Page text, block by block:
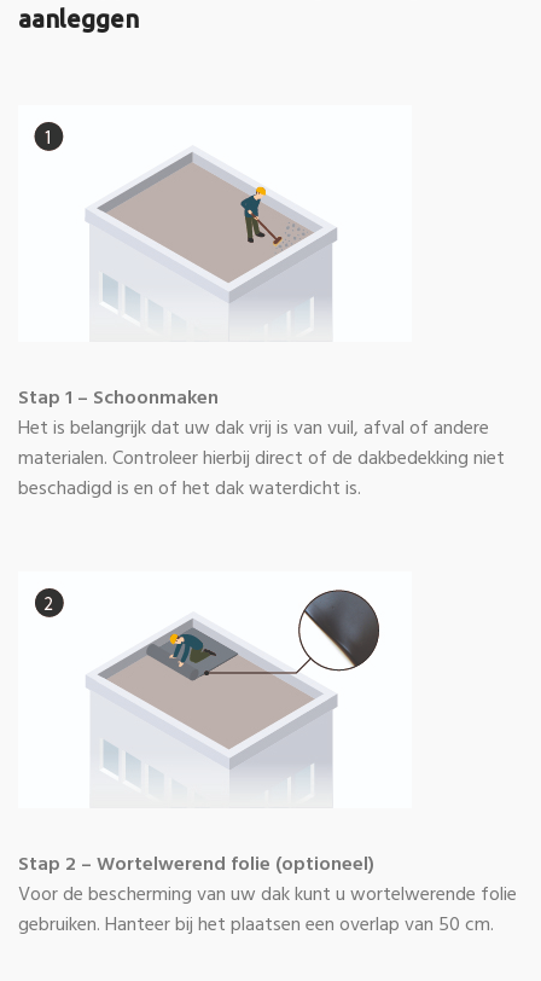
aanleggen
Stap 1 – Schoonmaken
Het is belangrijk dat uw dak vrij is van vuil, afval of andere
materialen. Controleer hierbij direct of de dakbedekking niet
beschadigd is en of het dak waterdicht is.
Stap 2 – Wortelwerend folie (optioneel)
Voor de bescherming van uw dak kunt u wortelwerende folie
gebruiken. Hanteer bij het plaatsen een overlap van 50 cm.